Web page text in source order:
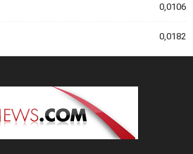
0,0106
0,0182